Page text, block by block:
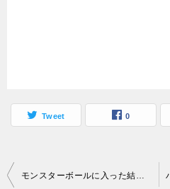
Tweet 0
投 モンスターボールに入った結婚指輪はどこで売っている？